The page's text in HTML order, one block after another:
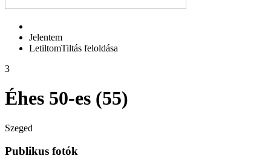
Jelentem
LetiltomTiltás feloldása
3
Éhes 50-es (55)
Szeged
Publikus fotók